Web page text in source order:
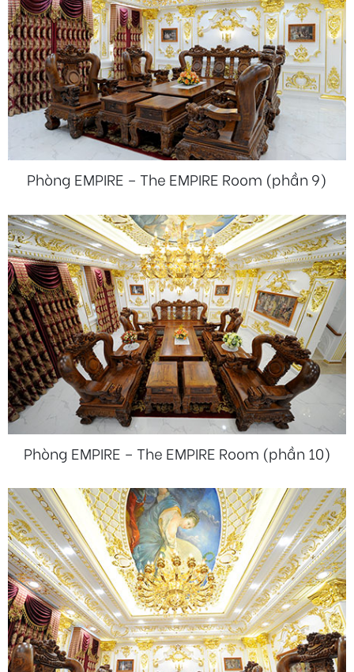
Phòng EMPIRE – The EMPIRE Room (phần 9)
Phòng EMPIRE – The EMPIRE Room (phần 10)